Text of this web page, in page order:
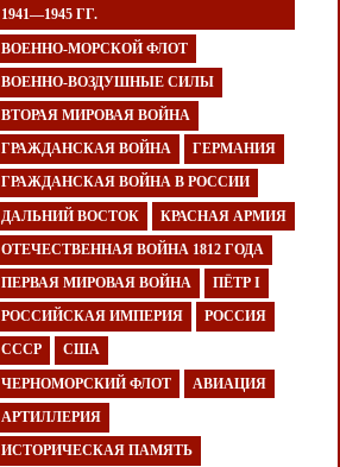
1941—1945 ГГ.
ВОЕННО-МОРСКОЙ ФЛОТ
ВОЕННО-ВОЗДУШНЫЕ СИЛЫ
ВТОРАЯ МИРОВАЯ ВОЙНА
ГРАЖДАНСКАЯ ВОЙНА ГЕРМАНИЯ
ГРАЖДАНСКАЯ ВОЙНА В РОССИИ
ДАЛЬНИЙ ВОСТОК КРАСНАЯ АРМИЯ
ОТЕЧЕСТВЕННАЯ ВОЙНА 1812 ГОДА
ПЕРВАЯ МИРОВАЯ ВОЙНА ПЁТР I
РОССИЙСКАЯ ИМПЕРИЯ РОССИЯ
СССР США
ЧЕРНОМОРСКИЙ ФЛОТ АВИАЦИЯ
АРТИЛЛЕРИЯ
ИСТОРИЧЕСКАЯ ПАМЯТЬ